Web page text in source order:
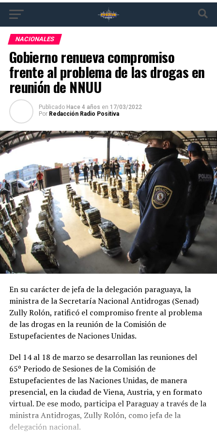
NACIONALES
Gobierno renueva compromiso
frente al problema de las drogas en
reunión de NNUU
Publicado Hace 4 años en 17/03/2022
Por Redacción Radio Positiva
En su carácter de jefa de la delegación paraguaya, la
ministra de la Secretaría Nacional Antidrogas (Senad)
Zully Rolón, ratificó el compromiso frente al problema
de las drogas en la reunión de la Comisión de
Estupefacientes de Naciones Unidas.
Del 14 al 18 de marzo se desarrollan las reuniones del
65º Periodo de Sesiones de la Comisión de
Estupefacientes de las Naciones Unidas, de manera
presencial, en la ciudad de Viena, Austria, y en formato
virtual. De ese modo, participa el Paraguay a través de la
ministra Antidrogas, Zully Rolón, como jefa de la
delegación nacional.